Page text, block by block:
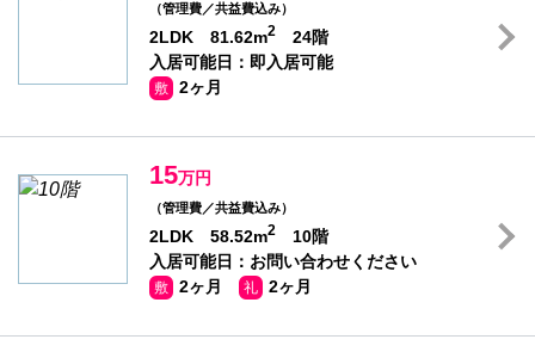
（管理費／共益費込み）
2LDK 81.62m2
24階
入居可能日：即入居可能
敷 2ヶ月
15万円
（管理費／共益費込み）
2LDK 58.52m2
10階
入居可能日：お問い合わせください
敷 2ヶ月 礼 2ヶ月